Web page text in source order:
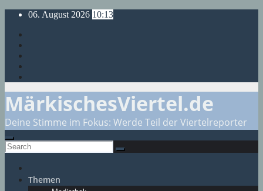
Skip
content
06. August 2026 10:13
MärkischesViertel.de
Deine Stimme im Fokus: Werde Teil der Viertelreporter
Themen